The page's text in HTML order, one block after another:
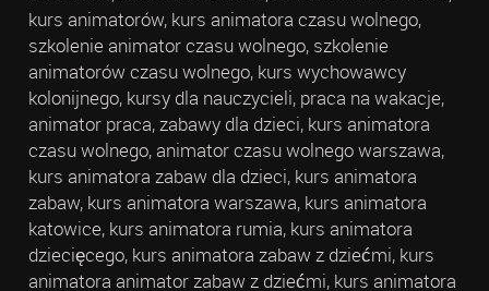
kurs animatorów, kurs animatora czasu wolnego,
szkolenie animator czasu wolnego, szkolenie
animatorów czasu wolnego, kurs wychowawcy
kolonijnego, kursy dla nauczycieli, praca na wakacje,
animator praca, zabawy dla dzieci, kurs animatora
czasu wolnego, animator czasu wolnego warszawa,
kurs animatora zabaw dla dzieci, kurs animatora
zabaw, kurs animatora warszawa, kurs animatora
katowice, kurs animatora rumia, kurs animatora
dziecięcego, kurs animatora zabaw z dziećmi, kurs
animatora animator zabaw z dziećmi, kurs animatora